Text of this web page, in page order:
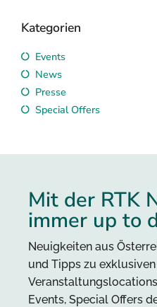
Kategorien
Events
News
Presse
Special Offers
Mit der RTK
immer up to
Neuigkeiten aus
und Tipps zu exklusiven
Events, Special Offers